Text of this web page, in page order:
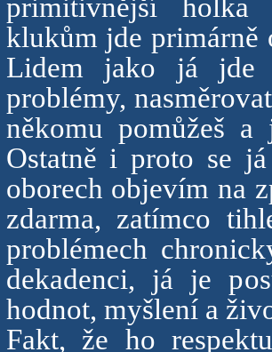
primitivnější
klukům jde primárně
Lidem jako já
problémy,
někomu pomůžeš
Ostatně i proto se
oborech objevím na
zdarma, zatímco
problémech
dekadenci, já je
hodnot, myšlení a
Fakt, že ho